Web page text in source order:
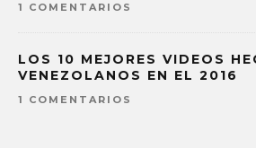
1 COMENTARIOS
LOS 10 MEJORES VIDEOS
VENEZOLANOS EN EL 2016
1 COMENTARIOS